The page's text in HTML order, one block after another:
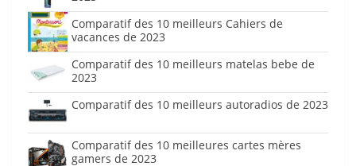
Comparatif des 10 meilleurs Cahiers de
vacances de 2023
Comparatif des 10 meilleurs matelas bebe de
2023
Comparatif des 10 meilleurs autoradios de 2023
Comparatif des 10 meilleures cartes mères
gamers de 2023